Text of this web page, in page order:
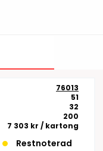
76013
51
32
200
7 303 kr / kartong
Restnoterad